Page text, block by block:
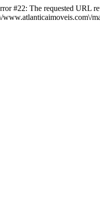
#22: The requested URL